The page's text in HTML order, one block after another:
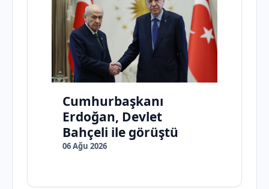
Cumhurbaşkanı
Erdoğan, Devlet
Bahçeli ile görüştü
06 Ağu 2026